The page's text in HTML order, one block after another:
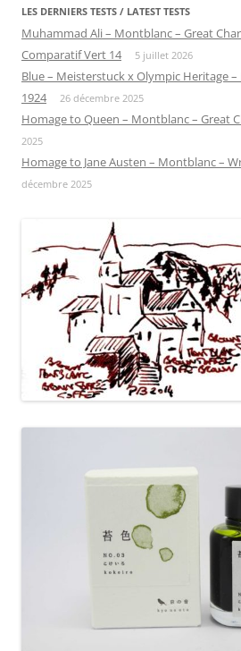
LES DERNIERS TESTS / LATEST TESTS
Muhammad Ali – Montblanc – Great
Comparatif Vert 14 5 juillet 2026
Blue – Meisterstuck x Olympic Heritage
1924
26 décembre 2025
Homage to Queen – Montblanc – Great
2025
Homage to Jane Austen – Montblanc –
décembre 2025